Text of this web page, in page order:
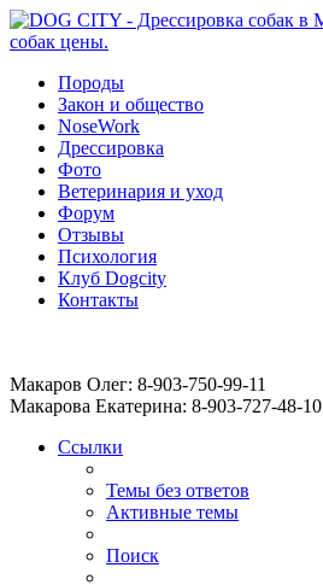
Породы
Закон и общество
NoseWork
Дрессировка
Фото
Ветеринария и уход
Форум
Отзывы
Психология
Клуб Dogcity
Контакты
Макаров Олег: 8-903-750-99-11
Макарова Екатерина: 8-903-727-48-10
Ссылки
Темы без ответов
Активные темы
Поиск